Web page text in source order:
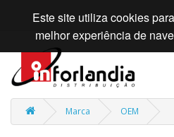
Marca OEM
Este site utiliza cookies
melhor experiência de